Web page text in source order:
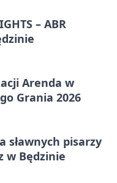
– ABR
Arenda w
Grania 2026
sławnych pisarzy
w Będzinie